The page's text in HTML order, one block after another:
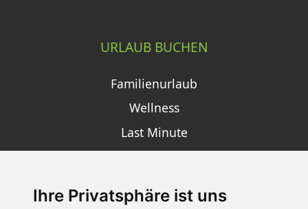
Ihre Privatsphäre ist uns
URLAUB BUCHEN
Familienurlaub
Wellness
Last Minute
SCHNEEHÖHEN SKI APP